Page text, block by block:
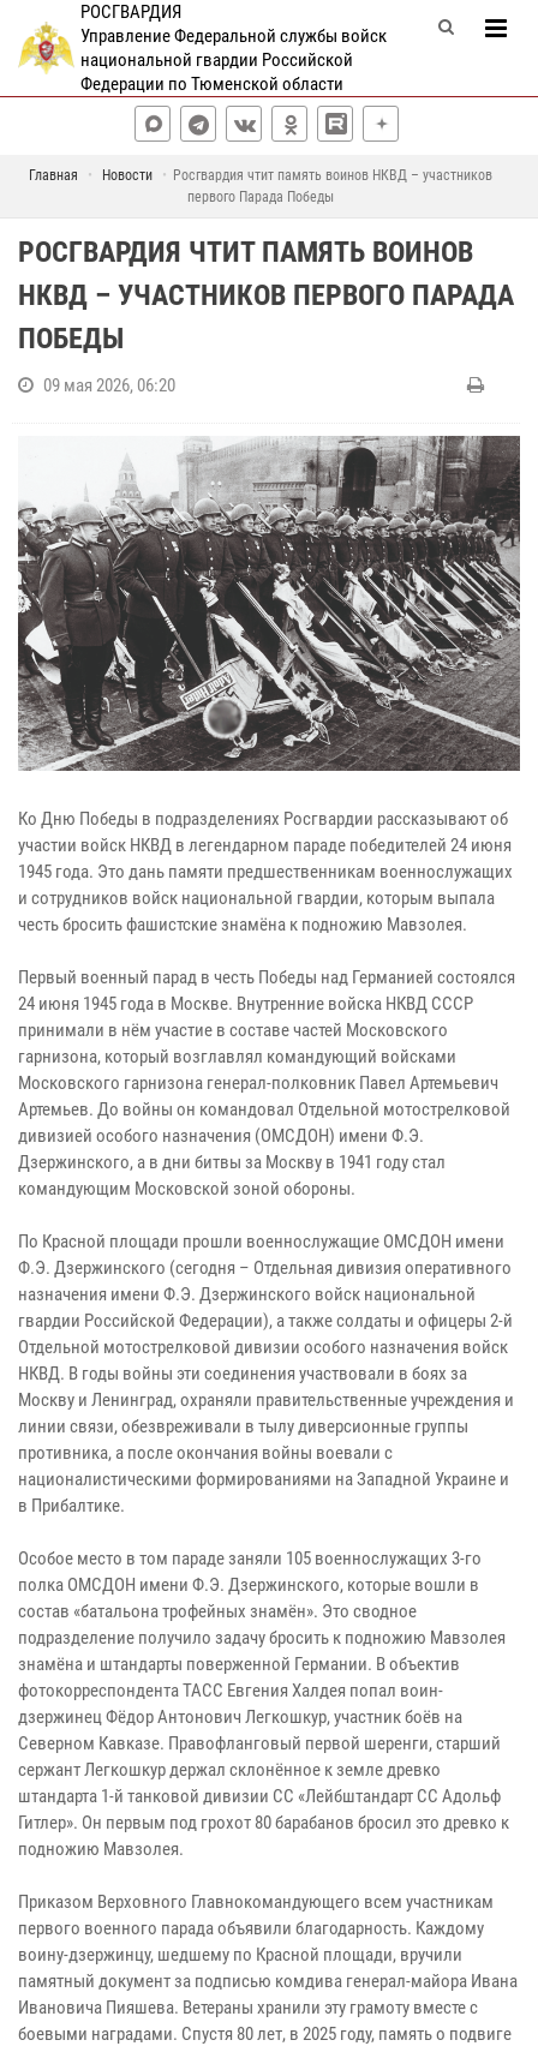
РОСГВАРДИЯ
Управление Федеральной службы войск
национальной гвардии Российской
Федерации по Тюменской области
Главная Новости
Росгвардия чтит память воинов НКВД – участников
первого Парада Победы
РОСГВАРДИЯ ЧТИТ ПАМЯТЬ ВОИНОВ
НКВД – УЧАСТНИКОВ ПЕРВОГО ПАРАДА
ПОБЕДЫ
09 мая 2026, 06:20
Ко Дню Победы в подразделениях Росгвардии рассказывают об
участии войск НКВД в легендарном параде победителей 24 июня
1945 года. Это дань памяти предшественникам военнослужащих
и сотрудников войск национальной гвардии, которым выпала
честь бросить фашистские знамёна к подножию Мавзолея.
Первый военный парад в честь Победы над Германией состоялся
24 июня 1945 года в Москве. Внутренние войска НКВД СССР
принимали в нём участие в составе частей Московского
гарнизона, который возглавлял командующий войсками
Московского гарнизона генерал-полковник Павел Артемьевич
Артемьев. До войны он командовал Отдельной мотострелковой
дивизией особого назначения (ОМСДОН) имени Ф.Э.
Дзержинского, а в дни битвы за Москву в 1941 году стал
командующим Московской зоной обороны.
По Красной площади прошли военнослужащие ОМСДОН имени
Ф.Э. Дзержинского (сегодня – Отдельная дивизия оперативного
назначения имени Ф.Э. Дзержинского войск национальной
гвардии Российской Федерации), а также солдаты и офицеры 2-й
Отдельной мотострелковой дивизии особого назначения войск
НКВД. В годы войны эти соединения участвовали в боях за
Москву и Ленинград, охраняли правительственные учреждения и
линии связи, обезвреживали в тылу диверсионные группы
противника, а после окончания войны воевали с
националистическими формированиями на Западной Украине и
в Прибалтике.
Особое место в том параде заняли 105 военнослужащих 3-го
полка ОМСДОН имени Ф.Э. Дзержинского, которые вошли в
состав «батальона трофейных знамён». Это сводное
подразделение получило задачу бросить к подножию Мавзолея
знамёна и штандарты поверженной Германии. В объектив
фотокорреспондента ТАСС Евгения Халдея попал воин-
дзержинец Фёдор Антонович Легкошкур, участник боёв на
Северном Кавказе. Правофланговый первой шеренги, старший
сержант Легкошкур держал склонённое к земле древко
штандарта 1-й танковой дивизии СС «Лейбштандарт СС Адольф
Гитлер». Он первым под грохот 80 барабанов бросил это древко к
подножию Мавзолея.
Приказом Верховного Главнокомандующего всем участникам
первого военного парада объявили благодарность. Каждому
воину-дзержинцу, шедшему по Красной площади, вручили
памятный документ за подписью комдива генерал-майора Ивана
Ивановича Пияшева. Ветераны хранили эту грамоту вместе с
боевыми наградами. Спустя 80 лет, в 2025 году, память о подвиге